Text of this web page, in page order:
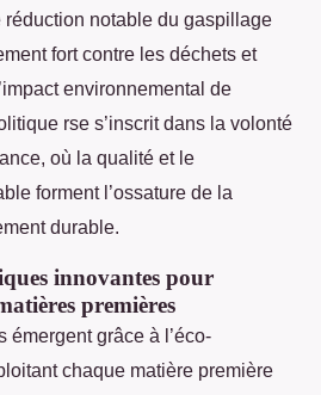
réduction notable du gaspillage
fort contre les déchets et
environnemental de
rse s’inscrit dans la volonté
où la qualité et le
forment l’ossature de la
durable.
innovantes pour
premières
émergent grâce à l’éco-
chaque matière première